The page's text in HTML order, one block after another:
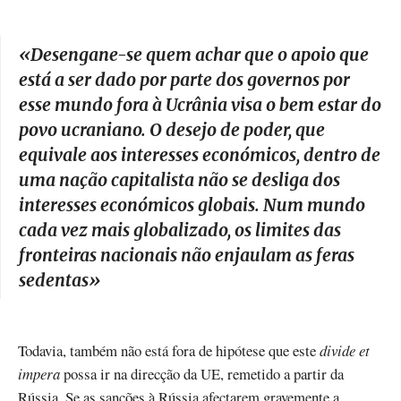
«Desengane-se quem achar que o apoio que
está a ser dado por parte dos governos por
esse mundo fora à Ucrânia visa o bem estar do
povo ucraniano. O desejo de poder, que
equivale aos interesses económicos, dentro de
uma nação capitalista não se desliga dos
interesses económicos globais. Num mundo
cada vez mais globalizado, os limites das
fronteiras nacionais não enjaulam as feras
sedentas»
Todavia, também não está fora de hipótese que estedivide et
imperapossa ir na direcção da UE, remetido a partir da
Rússia. Se as sanções à Rússia afectarem gravemente a